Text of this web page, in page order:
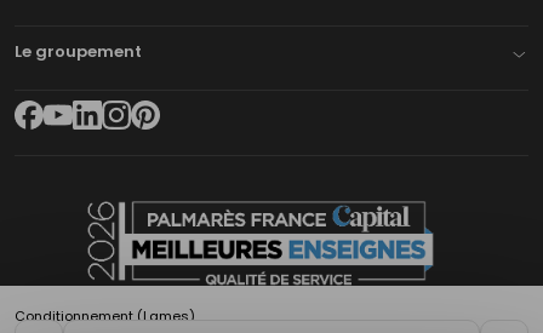
Conditionnement (Lames)
Le groupement